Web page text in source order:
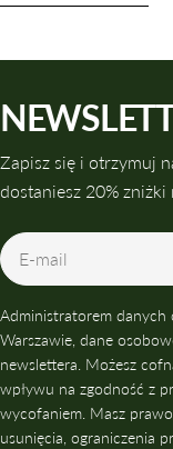
Zapisz się i otrzymuj
dostaniesz 20%
E-
mail
Administratorem danych
Warszawie, dane
newslettera. Możesz
wpływu na zgodność z
wycofaniem. Masz
usunięcia, ograniczenia